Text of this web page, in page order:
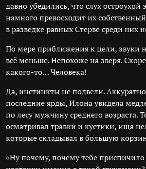
давно убедились, что слух остроухой
намного превосходит их
в разведке равных Стерве среди них
По мере приближения к цели, звуки
всё меньше. Непохоже на зверя.
какого-то… Человека!
Да, инстинкты не подвели.
последние ярды, Илона увидела
по лесу мужчину среднего возраста.
осматривал травки и кустики, ища
которые складывал в большую
«Ну почему, почему тебе приспичило